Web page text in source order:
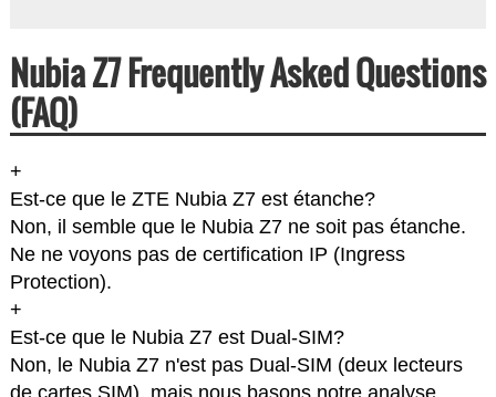
Nubia Z7 Frequently Asked Questions
(FAQ)
+
Est-ce que le ZTE Nubia Z7 est étanche?
Non, il semble que le Nubia Z7 ne soit pas étanche.
Ne ne voyons pas de certification IP (Ingress
Protection).
+
Est-ce que le Nubia Z7 est Dual-SIM?
Non, le Nubia Z7 n'est pas Dual-SIM (deux lecteurs